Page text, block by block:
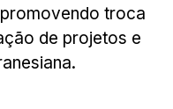
troca
de projetos e